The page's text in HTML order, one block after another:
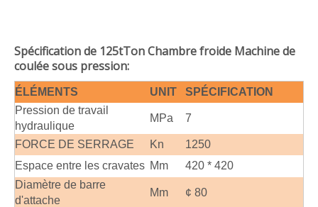
Spécification de 125tTon Chambre froide Machine de
coulée sous pression:
ÉLÉMENTS UNIT
SPÉCIFICATION
Pression de travail
hydraulique
MPa 7
FORCE DE SERRAGE Kn
1250
Espace entre les cravates Mm
420 * 420
Diamètre de barre
d'attache
Mm
¢ 80